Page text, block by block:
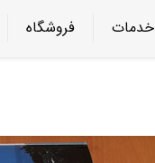
خدمات فروشگاه